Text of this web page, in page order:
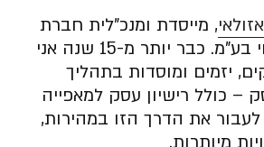
, מייסדת ומנכ”לית חברת
נועה כיבוי ורישוי בע”מ. כבר יותר מ-15 שנה אני
יזמים ומוסדות בתהליך
– כולל רישיון עסק למאפייה
את הדרך הזו במהירות,